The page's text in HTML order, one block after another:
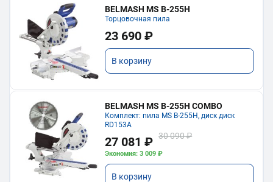
BELMASH MS B-255H
Торцовочная пила
23 690 ₽
В корзину
BELMASH MS B-255H COMBO
Комплект: пила MS B-255H, диск диск
RD153A
27 081 ₽ 30 090 ₽
Экономия: 3 009 ₽
В корзину